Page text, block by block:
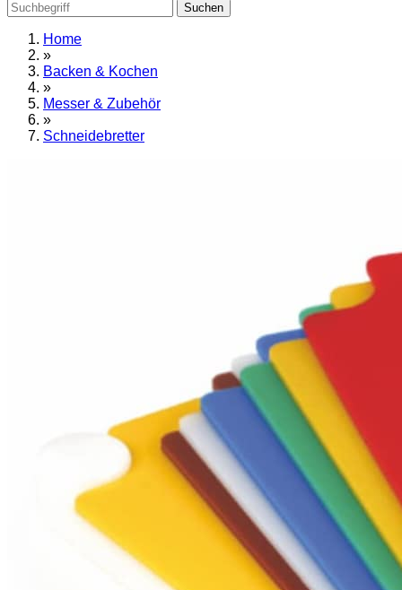
Suchen
Home
»
Backen & Kochen
»
Messer & Zubehör
»
Schneidebretter